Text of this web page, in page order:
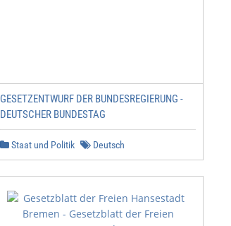
GESETZENTWURF DER BUNDESREGIERUNG -
DEUTSCHER BUNDESTAG
Staat und Politik Deutsch